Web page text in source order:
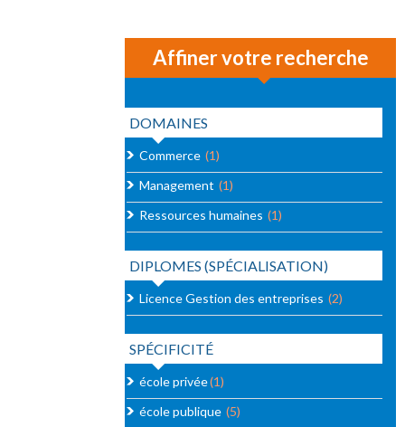
Affiner votre recherche
DOMAINES
Commerce (1)
Management (1)
Ressources humaines (1)
DIPLOMES (SPÉCIALISATION)
Licence Gestion des entreprises (2)
SPÉCIFICITÉ
école privée(1)
école publique (5)